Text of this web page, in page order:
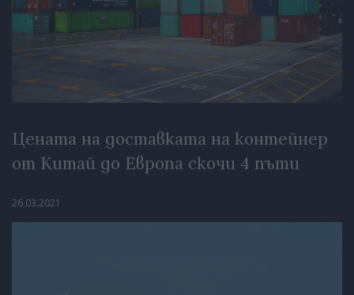
Цената на доставката на контейнер
от Китай до Европа скочи 4 пъти
26.03.2021